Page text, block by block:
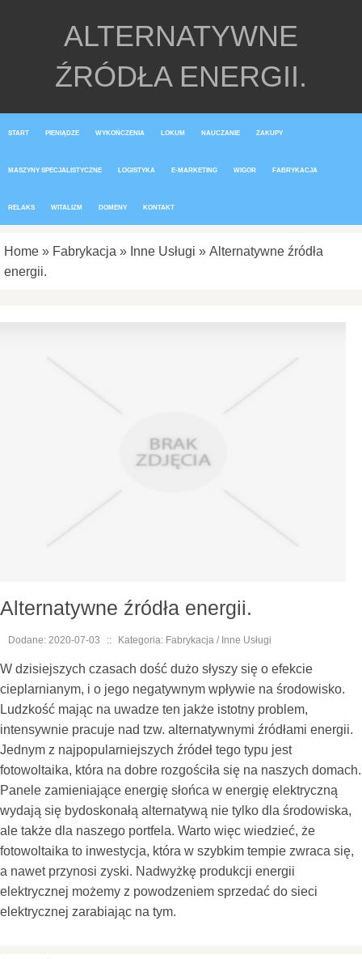
ALTERNATYWNE
ŹRÓDŁA ENERGII.
START PIENIĄDZE WYKOŃCZENIA LOKUM NAUCZANIE ZAKUPY
MASZYNY SPECJALISTYCZNE LOGISTYKA E-MARKETING WIGOR FABRYKACJA
RELAKS WITALIZM DOMENY KONTAKT
Home » Fabrykacja » Inne Usługi » Alternatywne źródła
energii.
Alternatywne źródła energii.
Dodane: 2020-07-03 :: Kategoria: Fabrykacja / Inne Usługi
W dzisiejszych czasach dość dużo słyszy się o efekcie
cieplarnianym, i o jego negatywnym wpływie na środowisko.
Ludzkość mając na uwadze ten jakże istotny problem,
intensywnie pracuje nad tzw. alternatywnymi źródłami energii.
Jednym z najpopularniejszych źródeł tego typu jest
fotowoltaika, która na dobre rozgościła się na naszych domach.
Panele zamieniające energię słońca w energię elektryczną
wydają się bydoskonałą alternatywą nie tylko dla środowiska,
ale także dla naszego portfela. Warto więc wiedzieć, że
fotowoltaika to inwestycja, która w szybkim tempie zwraca się,
a nawet przynosi zyski. Nadwyżkę produkcji energii
elektrycznej możemy z powodzeniem sprzedać do sieci
elektrycznej zarabiając na tym.